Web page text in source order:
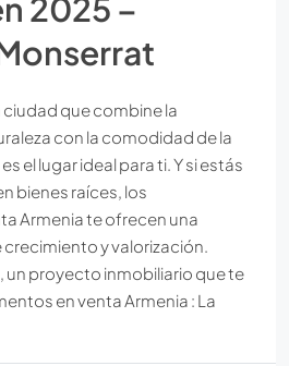
2025 –
que combine la
con la comodidad de la
el lugar ideal para ti. Y si estás
bienes raíces, los
Armenia te ofrecen una
y valorización.
un proyecto inmobiliario que te
en venta Armenia : La